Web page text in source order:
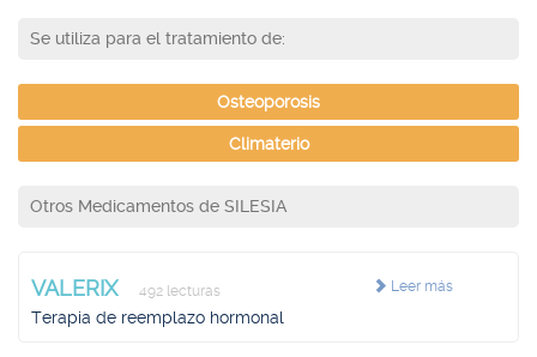
Se utiliza para el tratamiento de:
Osteoporosis
Climaterio
Otros Medicamentos de SILESIA
Leer más
VALERIX 492 lecturas
Terapia de reemplazo hormonal